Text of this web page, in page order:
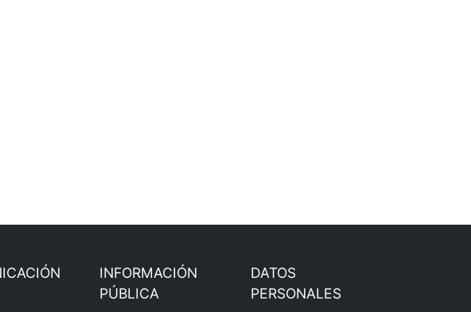
INFORMACIÓN
PÚBLICA
DATOS
PERSONALES